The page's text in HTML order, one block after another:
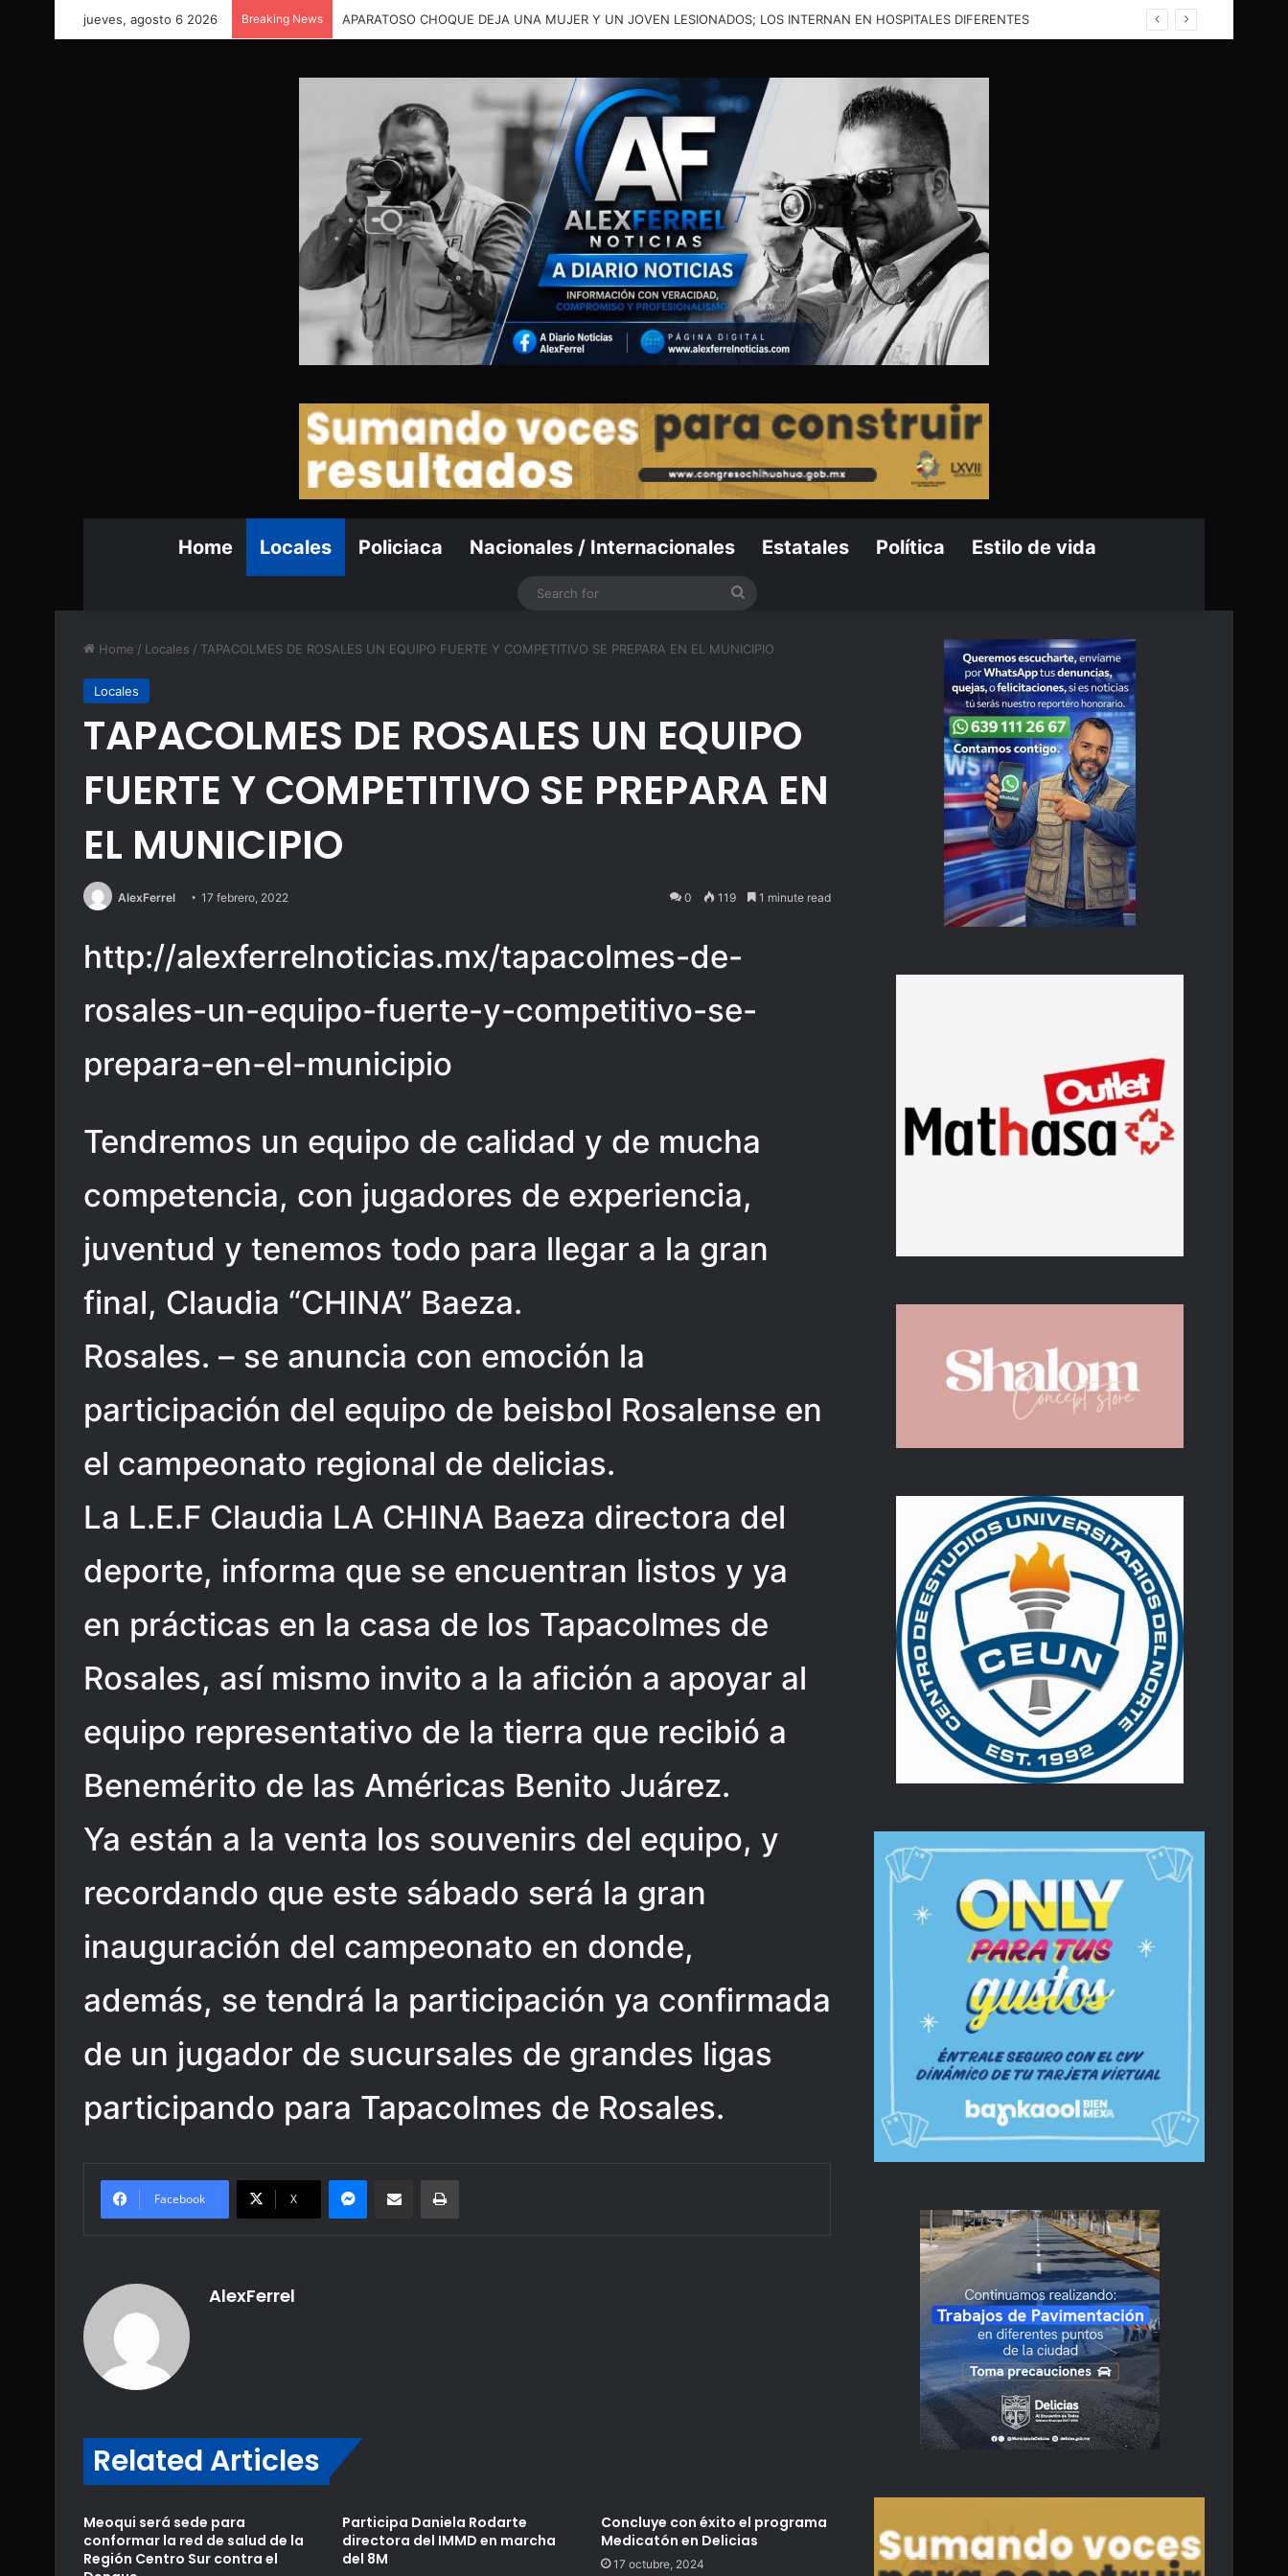
jueves, agosto 6 2026 Breaking News GRAVE ACCIDENTE EN LA JUNTA DEJA A UNA PERSONA ATRAPADA Y TRASLADADA EN HELICÓPTERO
Home Locales Policiaca Nacionales / Internacionales Estatales Política Estilo de vida
Search
Home / Locales / TAPACOLMES DE ROSALES UN EQUIPO FUERTE Y COMPETITIVO SE PREPARA EN EL MUNICIPIO
Locales
TAPACOLMES DE ROSALES UN EQUIPO
FUERTE Y COMPETITIVO SE PREPARA EN
EL MUNICIPIO
AlexFerrel 17 febrero, 2022 0 119 1 minute read
http://alexferrelnoticias.mx/tapacolmes-de-
rosales-un-equipo-fuerte-y-competitivo-se-
prepara-en-el-municipio
Tendremos un equipo de calidad y de mucha
competencia, con jugadores de experiencia,
juventud y tenemos todo para llegar a la gran
final, Claudia “CHINA” Baeza.
Rosales. – se anuncia con emoción la
participación del equipo de beisbol Rosalense en
el campeonato regional de delicias.
La L.E.F Claudia LA CHINA Baeza directora del
deporte, informa que se encuentran listos y ya
en prácticas en la casa de los Tapacolmes de
Rosales, así mismo invito a la afición a apoyar al
equipo representativo de la tierra que recibió a
Benemérito de las Américas Benito Juárez.
Ya están a la venta los souvenirs del equipo, y
recordando que este sábado será la gran
inauguración del campeonato en donde,
además, se tendrá la participación ya confirmada
de un jugador de sucursales de grandes ligas
participando para Tapacolmes de Rosales.
Facebook X
Messenger
Share via Email Print
AlexFerrel
Related Articles
Meoqui será sede para
conformar la red de salud de la
Región Centro Sur contra el
Participa Daniela Rodarte
directora del IMMD en marcha
del 8M
Concluye con éxito el programa
Medicatón en Delicias
17 octubre, 2024